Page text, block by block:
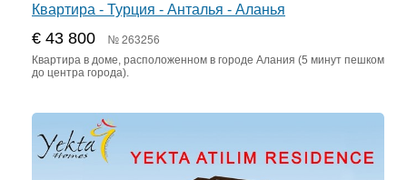
Квартира - Турция - Анталья - Аланья
€ 43 800 № 263256
Квартира в доме, расположенном в городе Алания (5 минут пешком
до центра города).